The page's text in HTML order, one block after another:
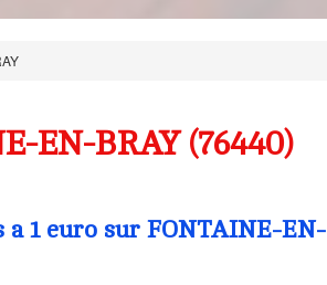
EN-BRAY (76440)
a 1 euro sur FONTAINE-EN-